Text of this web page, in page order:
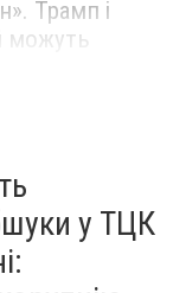
Трамп і
можуть
й
урядування
у ТЦК